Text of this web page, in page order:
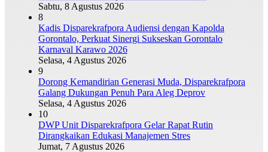
Sabtu, 8 Agustus 2026
8
Kadis Disparekrafpora Audiensi dengan Kapolda
Gorontalo, Perkuat Sinergi Sukseskan Gorontalo
Karnaval Karawo 2026
Selasa, 4 Agustus 2026
9
Dorong Kemandirian Generasi Muda, Disparekrafpora
Galang Dukungan Penuh Para Aleg Deprov
Selasa, 4 Agustus 2026
10
DWP Unit Disparekrafpora Gelar Rapat Rutin
Dirangkaikan Edukasi Manajemen Stres
Jumat, 7 Agustus 2026